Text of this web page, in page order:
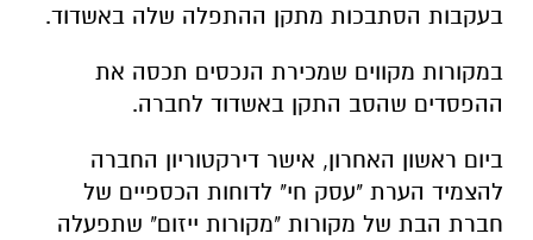
בעקבות הסתבכות מתקן ההתפלה שלה באשדוד.
במקורות מקווים שמכירת הנכסים תכסה את
ההפסדים שהסב התקן באשדוד לחברה.
ביום ראשון האחרון, אישר דירקטוריון החברה
להצמיד הערת "עסק חי" לדוחות הכספיים של
חברת הבת של מקורות "מקורות ייזום" שתפעלה